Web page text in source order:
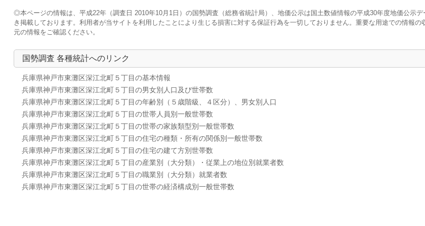
◎本ページの情報は、平成22年（調査日 2010年10月1日）の国勢調査（総務省統計局）、地価公示は国土数値情報の平成30年度地価公示
き掲載しております。利用者が当サイトを利用したことにより生じる損害に対する保証行為を一切しておりません。重要な用途での情報の
元の情報をご確認ください。
国勢調査 各種統計へのリンク
兵庫県神戸市東灘区深江北町５丁目の基本情報
兵庫県神戸市東灘区深江北町５丁目の男女別人口及び世帯数
兵庫県神戸市東灘区深江北町５丁目の年齢別（５歳階級、４区分）、男女別人口
兵庫県神戸市東灘区深江北町５丁目の世帯人員別一般世帯数
兵庫県神戸市東灘区深江北町５丁目の世帯の家族類型別一般世帯数
兵庫県神戸市東灘区深江北町５丁目の住宅の種類・所有の関係別一般世帯数
兵庫県神戸市東灘区深江北町５丁目の住宅の建て方別世帯数
兵庫県神戸市東灘区深江北町５丁目の産業別（大分類）・従業上の地位別就業者数
兵庫県神戸市東灘区深江北町５丁目の職業別（大分類）就業者数
兵庫県神戸市東灘区深江北町５丁目の世帯の経済構成別一般世帯数